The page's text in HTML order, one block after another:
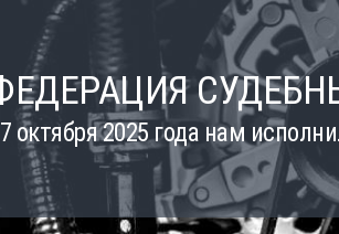
октября 2025 года нам